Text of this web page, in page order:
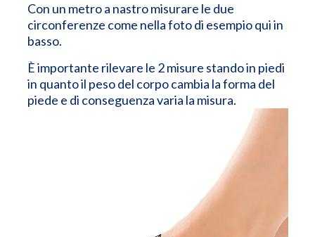
Con un metro a nastro misurare le due
circonferenze come nella foto di esempio qui in
basso.
È importante rilevare le 2 misure stando in piedi
in quanto il peso del corpo cambia la forma del
piede e di conseguenza varia la misura.